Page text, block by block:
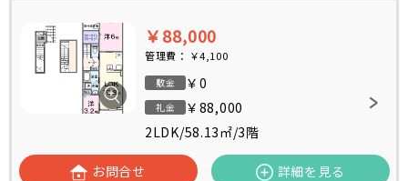
￥88,000
管理費： ￥4,100
敷金 ￥0
礼金
￥88,000
2LDK/58.13㎡/3階
お問合せ 詳細を見る